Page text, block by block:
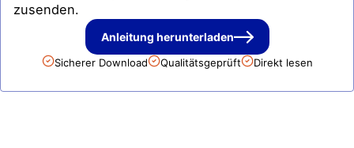
zusenden.
Anleitung herunterladen
Sicherer Download Qualitätsgeprüft Direkt lesen